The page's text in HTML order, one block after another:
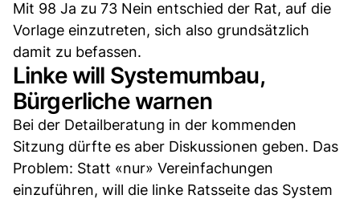
Mit 98 Ja zu 73 Nein entschied der Rat, auf die
Vorlage einzutreten, sich also grundsätzlich
damit zu befassen.
Linke will Systemumbau,
Bürgerliche warnen
Bei der Detailberatung in der kommenden
Sitzung dürfte es aber Diskussionen geben. Das
Problem: Statt «nur» Vereinfachungen
einzuführen, will die linke Ratsseite das System